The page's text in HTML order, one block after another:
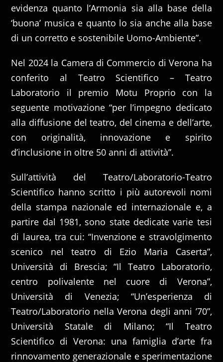
evidenza quanto l’Armonia sia alla base della
‘buona’ musica e quanto lo sia anche alla base
di un corretto e sostenibile Uomo-Ambiente”.
Nel 2024 la Camera di Commercio di Verona ha
conferito al Teatro Scientifico – Teatro
Laboratorio il premio Motu Proprio con la
seguente motivazione “per l’impegno dedicato
alla diffusione del teatro, del cinema e dell’arte,
con originalità, innovazione e spirito
d’inclusione in oltre 50 anni di attività”.
Sull’attività del Teatro/Laboratorio-Teatro
Scientifico hanno scritto i più autorevoli nomi
della stampa nazionale ed internazionale e, a
partire dal 1981, sono state dedicate varie tesi
di laurea, tra cui: “Invenzione e stravolgimento
scenico nel teatro di Ezio Maria Caserta”,
Università di Brescia; “Il Teatro Laboratorio,
centro polivalente nel cuore di Verona”,
Università di Venezia; “Un’esperienza di
Teatro/Laboratorio nella Verona degli anni ’70”,
Università Statale di Milano; “Il Teatro
Scientifico di Verona: una famiglia d’arte fra
rinnovamento generazionale e sperimentazione